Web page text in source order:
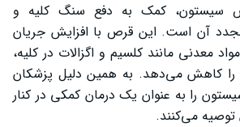
سیستون، کمک به دفع سنگ کلیه و
آن است. این قرص با افزایش جریان
معدنی مانند کلسیم و اگزالات در کلیه،
کاهش می‌دهد. به همین دلیل پزشکان
را به عنوان یک درمان کمکی در کنار
می‌کنند.